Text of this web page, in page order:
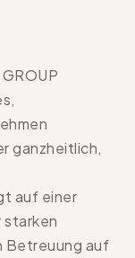
ganzheitlich,
auf einer
starken
Betreuung auf